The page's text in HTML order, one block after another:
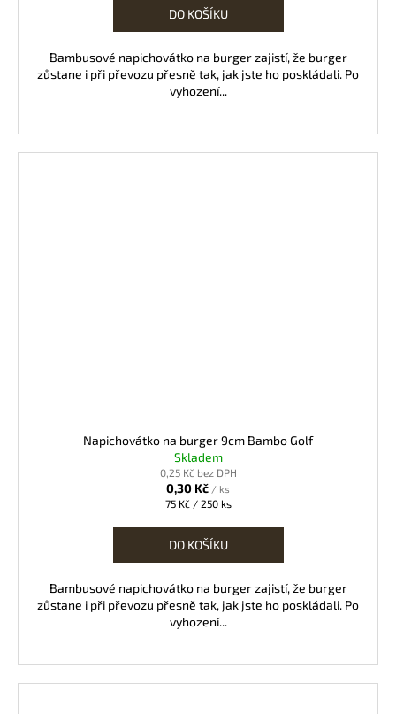
DO KOŠÍKU
Bambusové napichovátko na burger zajistí, že burger
zůstane i při převozu přesně tak, jak jste ho poskládali. Po
vyhození...
Napichovátko na burger 9cm Bambo Golf
Skladem
0,25 Kč bez DPH
0,30 Kč / ks
Měrná
75 Kč / 250 ks
DO KOŠÍKU
Bambusové napichovátko na burger zajistí, že burger
zůstane i při převozu přesně tak, jak jste ho poskládali. Po
vyhození...